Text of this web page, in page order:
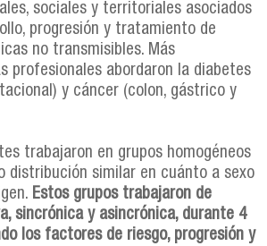
sociales y territoriales asociados
progresión y tratamiento de
no transmisibles. Más
profesionales abordaron la diabetes
y cáncer (colon, gástrico y
trabajaron en grupos homogéneos
distribución similar en cuánto a sexo
Estos grupos trabajaron de
sincrónica y asincrónica, durante 4
los factores de riesgo, progresión y